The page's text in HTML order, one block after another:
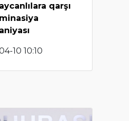
qarşı
10 10:10